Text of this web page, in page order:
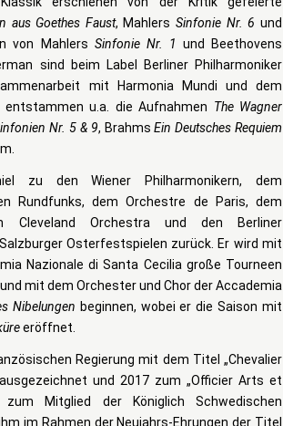
aus Goethes Faust, MahlersSinfonie Nr. 6 und
von Mahlers Sinfonie Nr. 1 und Beethovens
sind beim Label Berliner Philharmoniker
mit Harmonia Mundi und dem
u.a. die Aufnahmen The Wagner
Nr. 5 & 9, BrahmsEin Deutsches Requiem
zu den Wiener Philharmonikern, dem
Rundfunks, dem Orchestre de Paris, dem
Cleveland Orchestra und den Berliner
Osterfestspielen zurück. Er wird mit
Nazionale di Santa Cecilia große Tourneen
mit dem Orchester und Chor der Accademia
Nibelungen beginnen, wobei er die Saison mit
eröffnet.
Regierung mit dem Titel „Chevalier
und 2017 zum „Officier Arts et
Mitglied der Königlich Schwedischen
im Rahmen der Neujahrs-Ehrungen der Titel